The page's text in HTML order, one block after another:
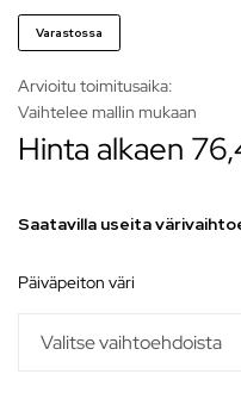
Varastossa
Arvioitu toimitusaika:
Vaihtelee mallin mukaan
Hinta alkaen
Saatavilla useita
päiväpeiton väri